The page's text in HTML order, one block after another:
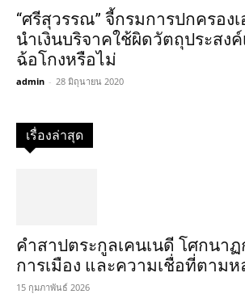
“ศรีสุวรรณ” จี้กรมการปกครอง
นำเงินบริจาคใช้ผิดวัตถุประสง
ฉ้อโกงหรือไม่
admin - 28 มิถุนายน 2020
เรื่องล่าสุด
คำสาปตระกูลเคนเนดี โศกนาฏ
การเมือง และความเชื่อที่ตาม
15 กุมภาพันธ์ 2026